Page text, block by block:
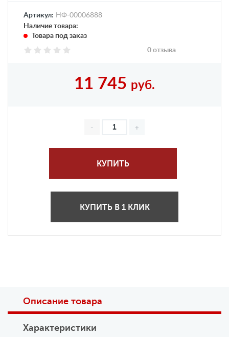
Артикул: НФ-00006888
Наличие товара:
Товара под заказ
0 отзыва
11 745 руб.
КУПИТЬ
КУПИТЬ В 1 КЛИК
Описание товара
Характеристики